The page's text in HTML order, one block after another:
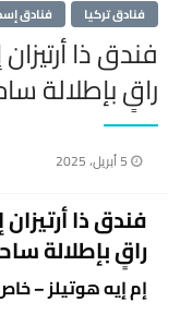
فنادق فنادق تركيا
فندق ذا
راقٍ بإطلالة
نُشر
5 أبريل، 2025
فندق ذا
راقٍ بإطلالة
إم إيه هوتيلز –